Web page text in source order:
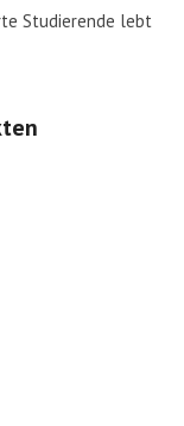
Studierende lebt